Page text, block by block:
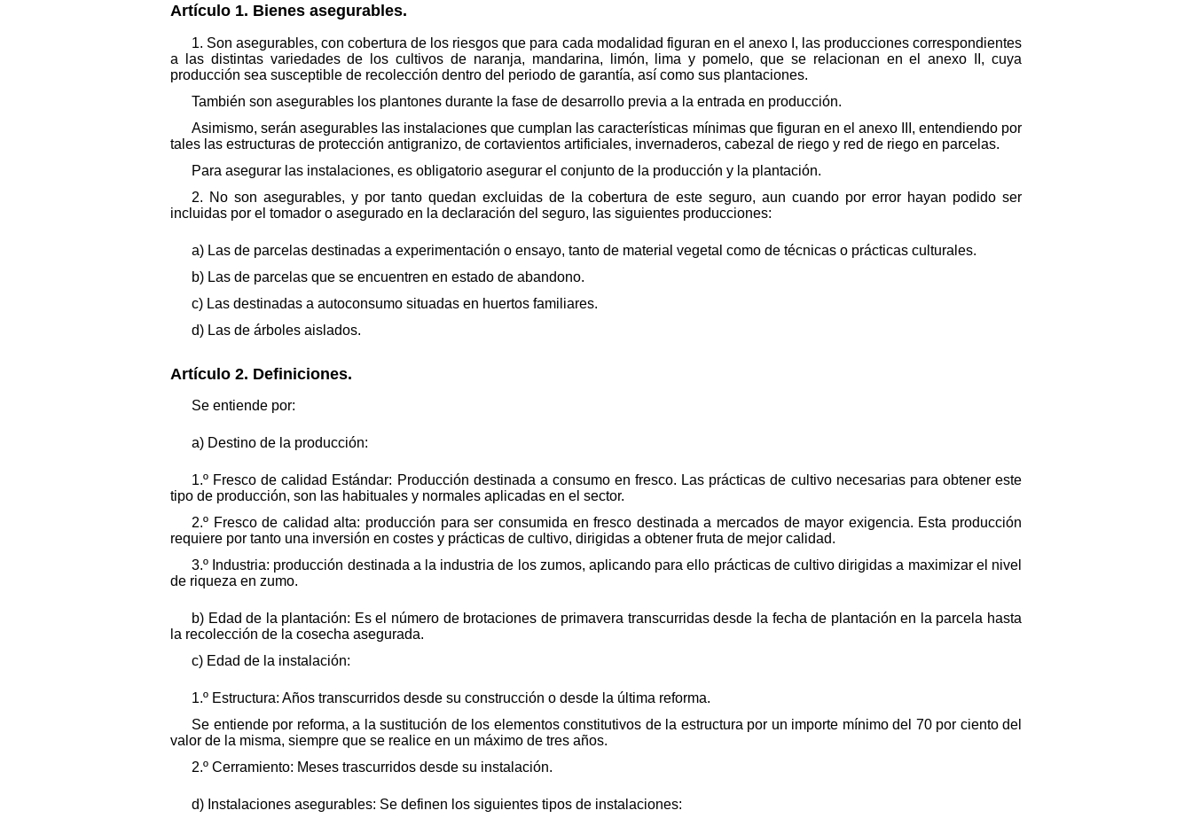
Artículo 1. Bienes asegurables.
1. Son asegurables, con cobertura de los riesgos que para cada modalidad figuran en el anexo I, las producciones correspondientes
a las distintas variedades de los cultivos de naranja, mandarina, limón, lima y pomelo, que se relacionan en el anexo II, cuya
producción sea susceptible de recolección dentro del periodo de garantía, así como sus plantaciones.
También son asegurables los plantones durante la fase de desarrollo previa a la entrada en producción.
Asimismo, serán asegurables las instalaciones que cumplan las características mínimas que figuran en el anexo III, entendiendo por
tales las estructuras de protección antigranizo, de cortavientos artificiales, invernaderos, cabezal de riego y red de riego en parcelas.
Para asegurar las instalaciones, es obligatorio asegurar el conjunto de la producción y la plantación.
2. No son asegurables, y por tanto quedan excluidas de la cobertura de este seguro, aun cuando por error hayan podido ser
incluidas por el tomador o asegurado en la declaración del seguro, las siguientes producciones:
a) Las de parcelas destinadas a experimentación o ensayo, tanto de material vegetal como de técnicas o prácticas culturales.
b) Las de parcelas que se encuentren en estado de abandono.
c) Las destinadas a autoconsumo situadas en huertos familiares.
d) Las de árboles aislados.
Artículo 2. Definiciones.
Se entiende por:
a) Destino de la producción:
1.º Fresco de calidad Estándar: Producción destinada a consumo en fresco. Las prácticas de cultivo necesarias para obtener este
tipo de producción, son las habituales y normales aplicadas en el sector.
2.º Fresco de calidad alta: producción para ser consumida en fresco destinada a mercados de mayor exigencia. Esta producción
requiere por tanto una inversión en costes y prácticas de cultivo, dirigidas a obtener fruta de mejor calidad.
3.º Industria: producción destinada a la industria de los zumos, aplicando para ello prácticas de cultivo dirigidas a maximizar el nivel
de riqueza en zumo.
b) Edad de la plantación: Es el número de brotaciones de primavera transcurridas desde la fecha de plantación en la parcela hasta
la recolección de la cosecha asegurada.
c) Edad de la instalación:
1.º Estructura: Años transcurridos desde su construcción o desde la última reforma.
Se entiende por reforma, a la sustitución de los elementos constitutivos de la estructura por un importe mínimo del 70 por ciento del
valor de la misma, siempre que se realice en un máximo de tres años.
2.º Cerramiento: Meses trascurridos desde su instalación.
d) Instalaciones asegurables: Se definen los siguientes tipos de instalaciones: